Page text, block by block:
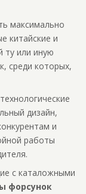
максимально
китайские и
ту или иную
среди которых,
дизайн,
и
работы
с каталожными
форсунок